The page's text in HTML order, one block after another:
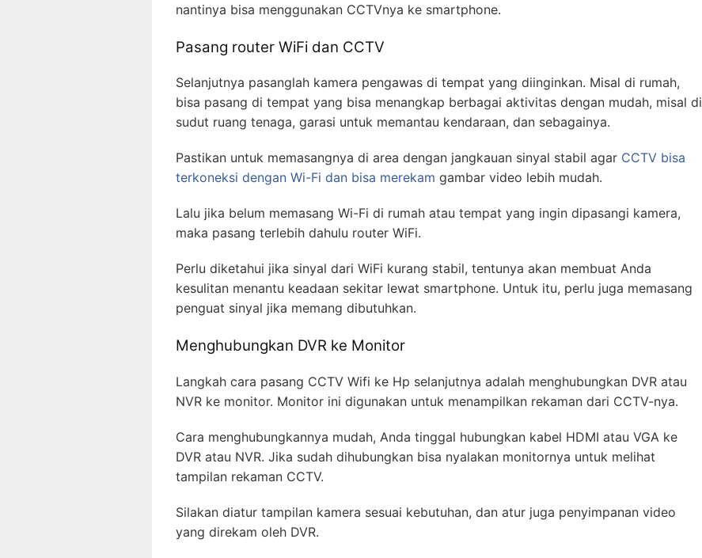
nantinya bisa menggunakan CCTVnya ke smartphone.
Pasang router WiFi dan CCTV
Selanjutnya pasanglah kamera pengawas di tempat yang diinginkan. Misal di rumah,
bisa pasang di tempat yang bisa menangkap berbagai aktivitas dengan mudah, misal di
sudut ruang tenaga, garasi untuk memantau kendaraan, dan sebagainya.
Pastikan untuk memasangnya di area dengan jangkauan sinyal stabil agar CCTV bisa
terkoneksi dengan Wi-Fi dan bisa merekam gambar video lebih mudah.
Lalu jika belum memasang Wi-Fi di rumah atau tempat yang ingin dipasangi kamera,
maka pasang terlebih dahulu router WiFi.
Perlu diketahui jika sinyal dari WiFi kurang stabil, tentunya akan membuat Anda
kesulitan menantu keadaan sekitar lewat smartphone. Untuk itu, perlu juga memasang
penguat sinyal jika memang dibutuhkan.
Menghubungkan DVR ke Monitor
Langkah cara pasang CCTV Wifi ke Hp selanjutnya adalah menghubungkan DVR atau
NVR ke monitor. Monitor ini digunakan untuk menampilkan rekaman dari CCTV-nya.
Cara menghubungkannya mudah, Anda tinggal hubungkan kabel HDMI atau VGA ke
DVR atau NVR. Jika sudah dihubungkan bisa nyalakan monitornya untuk melihat
tampilan rekaman CCTV.
Silakan diatur tampilan kamera sesuai kebutuhan, dan atur juga penyimpanan video
yang direkam oleh DVR.